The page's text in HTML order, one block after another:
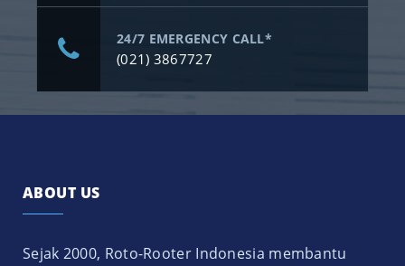
24/7 EMERGENCY CALL*
(021) 3867727
ABOUT US
Sejak 2000, Roto-Rooter Indonesia membantu